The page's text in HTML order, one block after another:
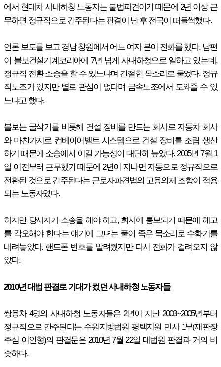
에서 현대차 사내하청 노동자는 불법파견이기 때문에 2년 이상 근
무하면 정규직으로 간주된다는 판결이 난 후 전국이 떠들썩했다.
언론 보도를 보고 경남 창원에서 어느 여자 분이 전화를 했다. 남편
이 볼보건설기계코리아에 7년 넘게 사내하청으로 일하고 있는데,
정규직 전환 소송을 할 수 있느냐며 간절한 목소리로 물었다. 정규
직노조가 있지만 별로 관심이 없다며 금속노조에서 도와줄 수 있
느냐고 했다.
볼보는 굴삭기를 비롯해 건설 장비를 만드는 회사로 자동차 회사
와 마찬가지로 컨베이어벨트 시스템으로 건설 장비를 조립 생산
하기 때문에 소송에서 이길 가능성이 대단히 높았다. 2005년 7월 1
일 이전부터 근무했기 때문에 2년이 지나면 자동으로 정규직으로
전환된 것으로 간주된다는 근로자파견법의 고용의제 조항이 적용
되는 노동자였다.
하지만 당사자가 소송을 해야 하고, 회사에 통보되기 때문에 해고
를 각오해야 한다는 얘기에 그녀는 풀이 죽은 목소리로 수화기를
내려놓았다. 핸드폰 번호를 알려줬지만 다시 전화가 걸려오지 않
았다.
2010년 대법 판결로 기대가 컸던 사내하청 노동자들
쌍용차 4명의 사내하청 노동자들은 2년이 지난 2003~2005년부터
정규직으로 간주된다는 수원지방법원 평택지원 민사 1부(재판장
주심 이인형)의 판결문은 2010년 7월 22일 대법원 판결과 거의 비
슷하다.